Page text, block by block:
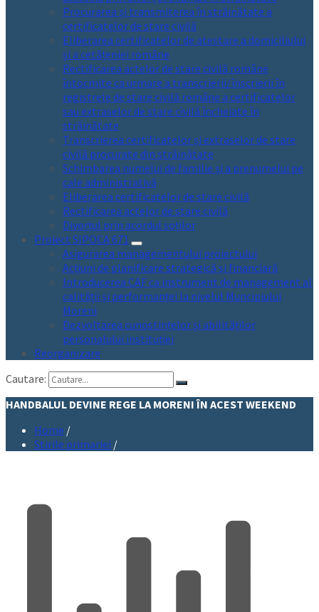
Procurarea și transmiterea în străinătate a
certificatelor de stare civilă
Eliberarea certificatelor de atestare a domiciliului
și a cetățeniei române
Rectificarea actelor de stare civilă române
întocmite ca urmare a transcrierii/înscrierii în
registrele de stare civilă române a certificatelor
sau extraselor de stare civilă încheiate în
străinătate
Transcrierea certificatelor și extraselor de stare
civilă procurate din străinătate
Schimbarea numelui de familie și a prenumelui pe
cale administrativă
Eliberarea certificatelor de stare civilă
Rectificarea actelor de stare civilă
Divorțul prin acordul soților
Proiect SIPOCA 671
Asigurarea managementului proiectului
Acțiuni de planificare strategică și financiară
Introducerea CAF ca instrument de management al
calității și performanței la nivelul Muncipiului
Moreni
Dezvoltarea cunostințelor și abilităților
personalului instituției
Reorganizare
Cautare:
HANDBALUL DEVINE REGE LA MORENI ÎN ACEST WEEKEND
Home /
Stirile primariei /